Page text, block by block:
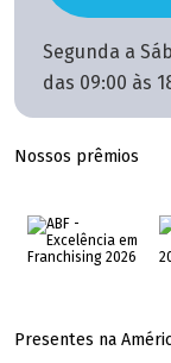
Segunda a
das 09:00 às
Nossos prêmios
Presentes na